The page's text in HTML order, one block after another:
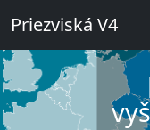
Priezviská V4